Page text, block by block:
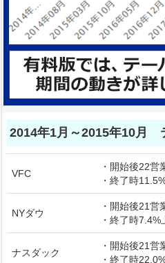
2014年1月～2015年10月
VFC
・開始後22営
・終了時
NYダウ
・開始後21営
・終了時7.4%
ナスダック
・開始後21営
・終了時